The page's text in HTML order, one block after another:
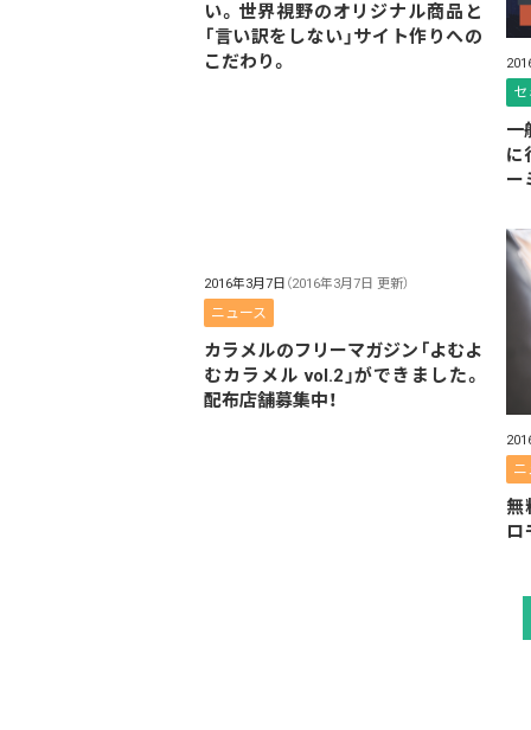
い。世界視野のオリジナル商品と
「言い訳をしない」サイト作りへの
こだわり。
セ
一
に
ー
2016年3月7日 （2016年3月7日 更新）
ニュース
カラメルのフリーマガジン「よむよ
むカラメル vol.2」ができました。
配布店舗募集中！
ニ
無
ロ